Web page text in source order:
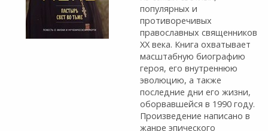
популярных и
противоречивых
православных священников
XX века. Книга охватывает
масштабную биографию
героя, его внутреннюю
эволюцию, а также
последние дни его жизни,
оборвавшейся в 1990 году.
Произведение написано в
жанре эпического